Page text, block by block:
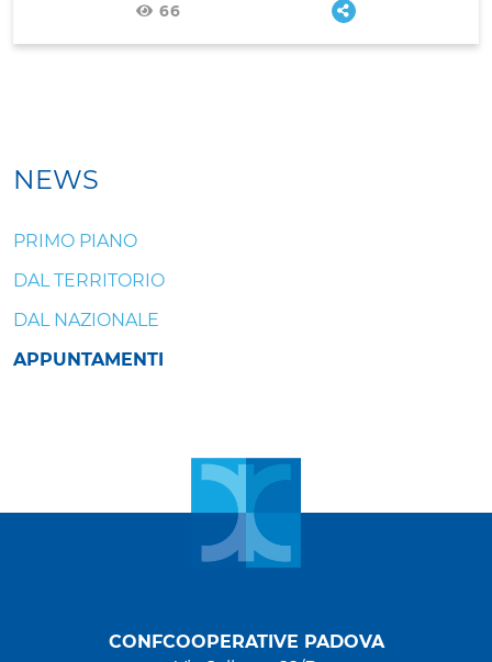
66
NEWS
PRIMO PIANO
DAL TERRITORIO
DAL NAZIONALE
APPUNTAMENTI
CONFCOOPERATIVE PADOVA